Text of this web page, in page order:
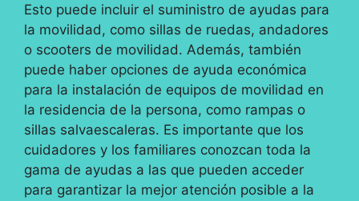
Esto puede incluir el suministro de ayudas para
la movilidad, como sillas de ruedas, andadores
o scooters de movilidad. Además, también
puede haber opciones de ayuda económica
para la instalación de equipos de movilidad en
la residencia de la persona, como rampas o
sillas salvaescaleras. Es importante que los
cuidadores y los familiares conozcan toda la
gama de ayudas a las que pueden acceder
para garantizar la mejor atención posible a la